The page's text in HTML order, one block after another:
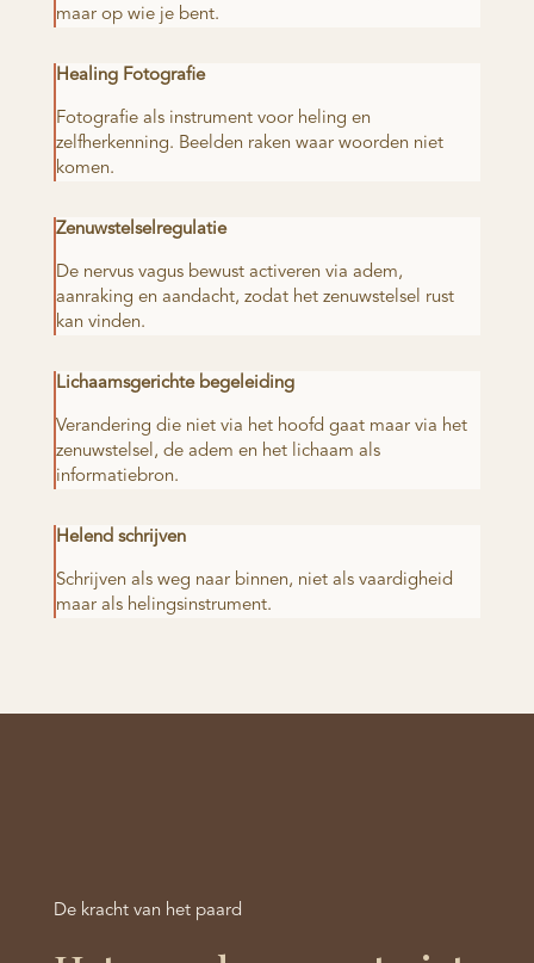
maar op wie je bent.
Healing Fotografie
Fotografie als instrument voor heling en
zelfherkenning. Beelden raken waar woorden niet
komen.
Zenuwstelselregulatie
De nervus vagus bewust activeren via adem,
aanraking en aandacht, zodat het zenuwstelsel rust
kan vinden.
Lichaamsgerichte begeleiding
Verandering die niet via het hoofd gaat maar via het
zenuwstelsel, de adem en het lichaam als
informatiebron.
Helend schrijven
Schrijven als weg naar binnen, niet als vaardigheid
maar als helingsinstrument.
De kracht van het paard